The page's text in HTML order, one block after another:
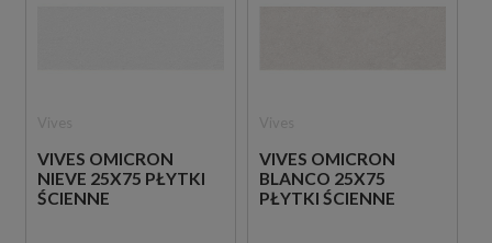
VIVES OMICRON
NIEVE 25X75 PŁYTKI
ŚCIENNE
VIVES OMICRON
BLANCO 25X75
PŁYTKI ŚCIENNE